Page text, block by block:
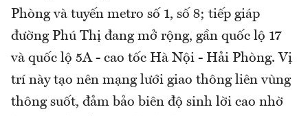
Phòng và tuyến metro số 1, số 8; tiếp giáp
đường Phú Thị đang mở rộng, gần quốc lộ 17
và quốc lộ 5A - cao tốc Hà Nội - Hải Phòng. Vị
trí này tạo nên mạng lưới giao thông liên vùng
thông suốt, đảm bảo biên độ sinh lời cao nhờ